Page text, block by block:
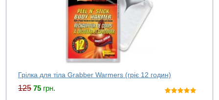
Грілка для тіла Grabber Warmers (гріє 12 годин)
125 75 грн.